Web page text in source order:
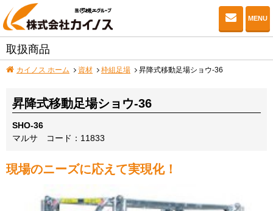
お問
MENU
取扱商品
カイノス ホーム 資材 枠組足場 昇降式移動足場ショウ-36
昇降式移動足場ショウ-36
SHO-36
マルサ
コード：11833
現場のニーズに応えて実現化！